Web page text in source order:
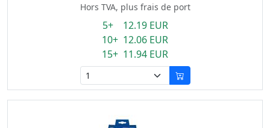
Hors TVA, plus frais de port
5+ 12.19 EUR
10+ 12.06 EUR
15+ 11.94 EUR